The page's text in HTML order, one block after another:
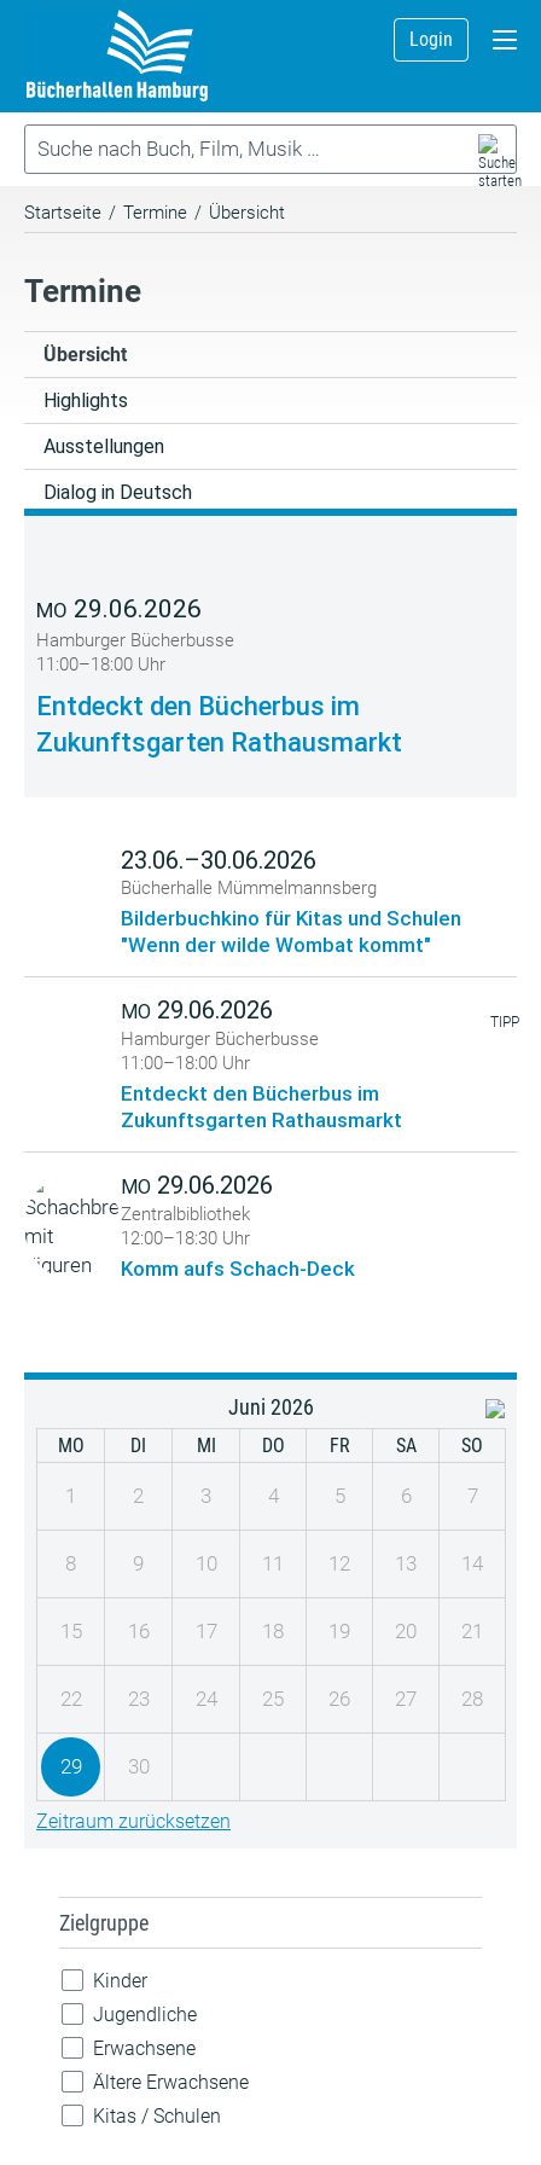
Login
Startseite / Termine / Übersicht
Termine
Übersicht
Highlights
Ausstellungen
Dialog in Deutsch
MO 29.06.2026
Hamburger Bücherbusse
11:00–18:00 Uhr
Entdeckt den Bücherbus im
Zukunftsgarten Rathausmarkt
23.06.–30.06.2026
Bücherhalle Mümmelmannsberg
Bilderbuchkino für Kitas und Schulen
"Wenn der wilde Wombat kommt"
TIPP
MO 29.06.2026
Hamburger Bücherbusse
11:00–18:00 Uhr
Entdeckt den Bücherbus im
Zukunftsgarten Rathausmarkt
MO 29.06.2026
Zentralbibliothek
12:00–18:30 Uhr
Komm aufs Schach-Deck
Juni 2026
MO DI MI DO FR SA SO
1 2 3 4 5 6 7
8 9 10 11 12 13 14
15 16 17 18 19 20 21
22 23 24 25 26 27 28
29 30
Zeitraum zurücksetzen
Zielgruppe
Kinder
Jugendliche
Erwachsene
Ältere Erwachsene
Kitas / Schulen